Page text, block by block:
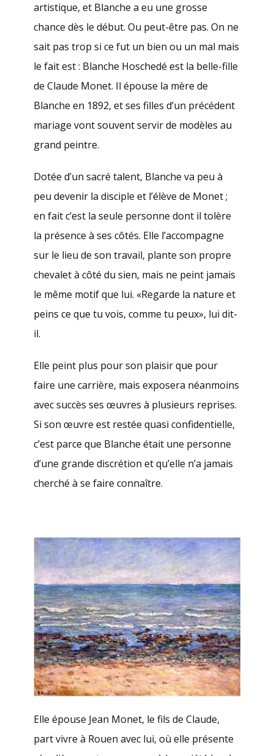
artistique, et Blanche a eu une grosse
chance dès le début. Ou peut-être pas. On ne
sait pas trop si ce fut un bien ou un mal mais
le fait est : Blanche Hoschedé est la belle-fille
de Claude Monet. Il épouse la mère de
Blanche en 1892, et ses filles d’un précédent
mariage vont souvent servir de modèles au
grand peintre.
Dotée d’un sacré talent, Blanche va peu à
peu devenir la disciple et l’élève de Monet ;
en fait c’est la seule personne dont il tolère
la présence à ses côtés. Elle l’accompagne
sur le lieu de son travail, plante son propre
chevalet à côté du sien, mais ne peint jamais
le même motif que lui. «Regarde la nature et
peins ce que tu vois, comme tu peux», lui dit-
il.
Elle peint plus pour son plaisir que pour
faire une carrière, mais exposera néanmoins
avec succès ses œuvres à plusieurs reprises.
Si son œuvre est restée quasi confidentielle,
c’est parce que Blanche était une personne
d’une grande discrétion et qu’elle n’a jamais
cherché à se faire connaître.
Elle épouse Jean Monet, le fils de Claude,
part vivre à Rouen avec lui, où elle présente